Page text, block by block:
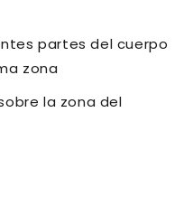
partes del cuerpo
zona
la zona del